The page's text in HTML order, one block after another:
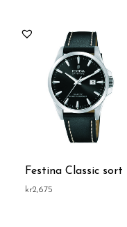
Festina Classic sort
kr2,675